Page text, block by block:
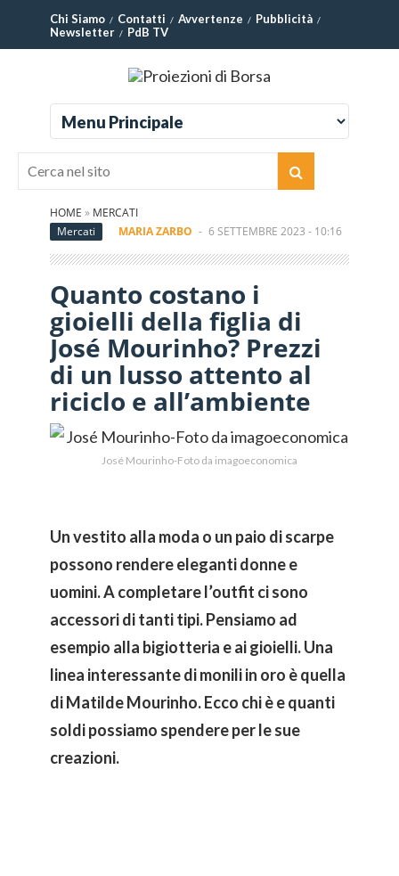
Chi Siamo Contatti Avvertenze
Pubblicità
Newsletter
PdB TV
HOME » MERCATI
Mercati
MARIA ZARBO - 6 SETTEMBRE 2023 - 10:16
Quanto costano i
gioielli della figlia di
José Mourinho? Prezzi
di un lusso attento al
riciclo e all’ambiente
José Mourinho-Foto da imagoeconomica
Un vestito alla moda o un paio di scarpe
possono rendere eleganti donne e
uomini. A completare l’outfit ci sono
accessori di tanti tipi. Pensiamo ad
esempio alla bigiotteria e ai gioielli. Una
linea interessante di monili in oro è quella
di Matilde Mourinho. Ecco chi è e quanti
soldi possiamo spendere per le sue
creazioni.